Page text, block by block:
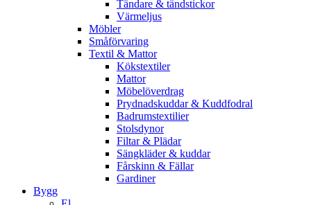
Tändare & tändstickor
Värmeljus
Möbler
Småförvaring
Textil & Mattor
Kökstextiler
Mattor
Möbelöverdrag
Prydnadskuddar & Kuddfodral
Badrumstextilier
Stolsdynor
Filtar & Plädar
Sängkläder & kuddar
Fårskinn & Fällar
Gardiner
Bygg